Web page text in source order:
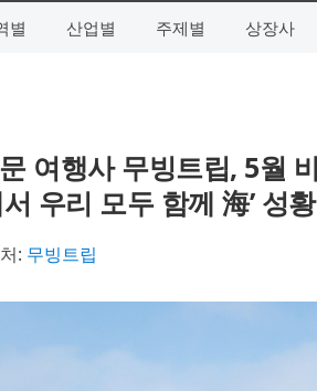
별 산업별 주제별 상장사
여행사 무빙트립, 5월
우리 모두 함께 海’ 성
: 무빙트립